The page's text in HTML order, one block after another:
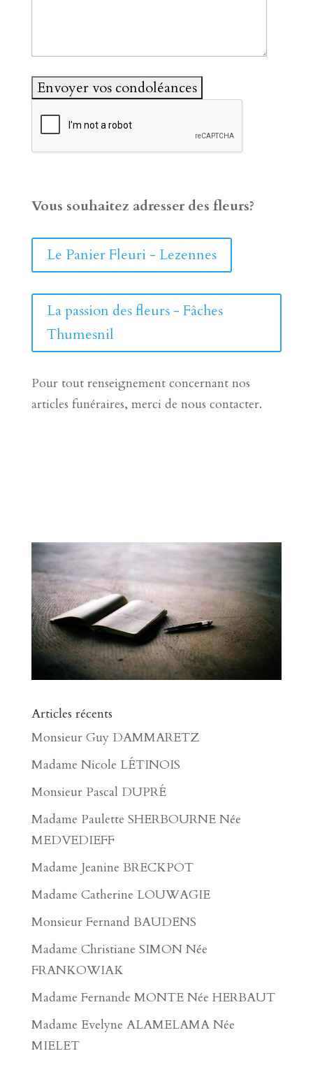
Vous souhaitez adresser des fleurs?
Le Panier Fleuri - Lezennes
La passion des fleurs - Fâches
Thumesnil
Pour tout renseignement concernant nos
articles funéraires, merci de nous contacter.
Articles récents
Monsieur Guy DAMMARETZ
Madame Nicole LÉTINOIS
Monsieur Pascal DUPRÉ
Madame Paulette SHERBOURNE Née
MEDVEDIEFF
Madame Jeanine BRECKPOT
Madame Catherine LOUWAGIE
Monsieur Fernand BAUDENS
Madame Christiane SIMON Née
FRANKOWIAK
Madame Fernande MONTE Née HERBAUT
Madame Evelyne ALAMELAMA Née
MIELET